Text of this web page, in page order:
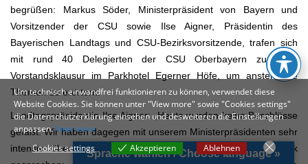
begrüßen: Markus Söder, Ministerpräsident von Bayern und
Vorsitzender der CSU sowie Ilse Aigner, Präsidentin des
Bayerischen Landtags und CSU-Bezirksvorsitzende, trafen sich
mit rund 40 Delegierten der CSU Oberbayern zu einer
Vorstandsklausur im Parkhotel Egerner Höfe, um anstehende
Themen zu erörtern.
Landtagspräsidentin Ilse Aigner: „Heute wurden keine Beschlüsse
gefaßt. Wir haben dagegen mit unserem Ministerpräsidenten sehr
intensiv über die gesamte Bandbreite der aktuellen Politik
Um technisch einwandfrei funktionieren zu können, verwendet diese
Website Cookies. Sie können unter "View more" sowie "Cookies settings"
die Datenschutzerklärung einsehen und desweiteren die Einstellungen
anpassen.View more
Cookies settings
Akzeptieren Ablehnen
Cookies settings
Sprache wählen / Choose language »